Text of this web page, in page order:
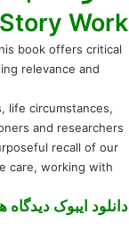
Work
book offers critical
relevance and
life circumstances,
and researchers
recall of our
care, working with
دانلود ایبوک